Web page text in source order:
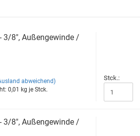
3/8", Au­ßen­ge­win­de /
abweichend)
0,01 kg je Stck.
Stck.:
3/8", Au­ßen­ge­win­de /